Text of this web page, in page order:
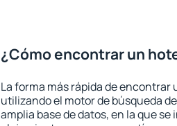
¿Cómo encontrar un
La forma más rápida de encontrar
utilizando el motor de búsqueda
amplia base de datos, en la que